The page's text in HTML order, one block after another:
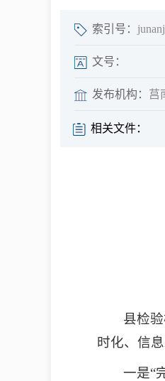
索引号：
文号：
发布机构： 莒
相关文件：
县检
时化、信
一是“